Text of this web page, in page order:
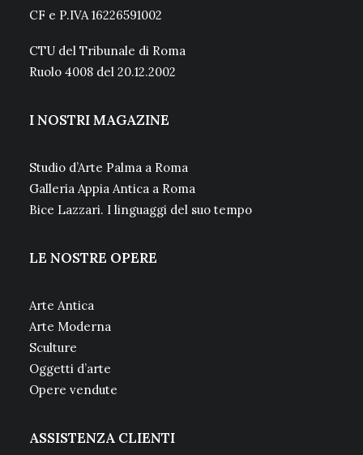
CF e P.IVA 16226591002
CTU del Tribunale di Roma
Ruolo 4008 del 20.12.2002
I NOSTRI MAGAZINE
Studio d’Arte Palma a Roma
Galleria Appia Antica a Roma
Bice Lazzari. I linguaggi del suo tempo
LE NOSTRE OPERE
Arte Antica
Arte Moderna
Sculture
Oggetti d’arte
Opere vendute
ASSISTENZA CLIENTI